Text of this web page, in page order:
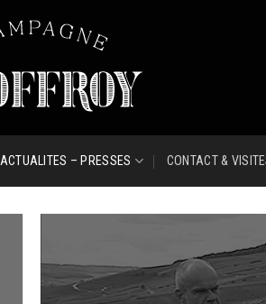
ACTUALITES – PRESSES CONTACT &